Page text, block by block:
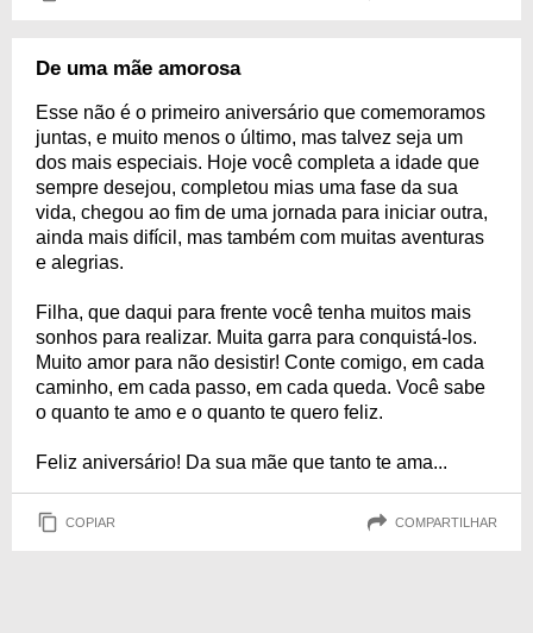
De uma mãe amorosa
Esse não é o primeiro aniversário que comemoramos
juntas, e muito menos o último, mas talvez seja um
dos mais especiais. Hoje você completa a idade que
sempre desejou, completou mias uma fase da sua
vida, chegou ao fim de uma jornada para iniciar outra,
ainda mais difícil, mas também com muitas aventuras
e alegrias.
Filha, que daqui para frente você tenha muitos mais
sonhos para realizar. Muita garra para conquistá-los.
Muito amor para não desistir! Conte comigo, em cada
caminho, em cada passo, em cada queda. Você sabe
o quanto te amo e o quanto te quero feliz.
Feliz aniversário! Da sua mãe que tanto te ama...
COPIAR COMPARTILHAR